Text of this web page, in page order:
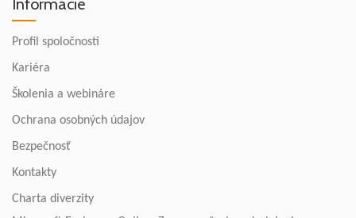
Informácie
Profil spoločnosti
Kariéra
Školenia a webináre
Ochrana osobných údajov
Bezpečnosť
Kontakty
Charta diverzity